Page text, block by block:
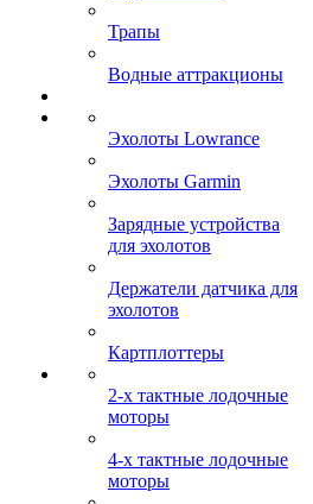
Трапы
Водные аттракционы
Эхолоты Lowrance
Эхолоты Garmin
Зарядные устройства
для эхолотов
Держатели датчика для
эхолотов
Картплоттеры
2-х тактные лодочные
моторы
4-х тактные лодочные
моторы